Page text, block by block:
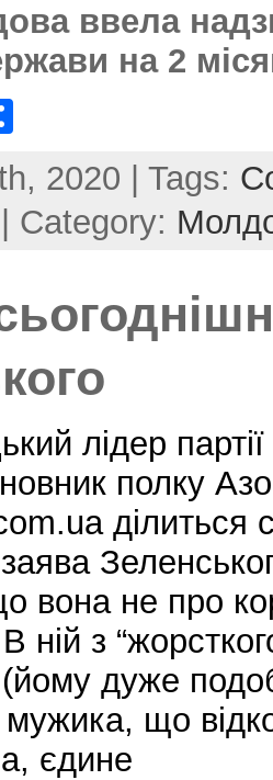
ввела
на 2
ar
e
2020 | Tags:
| Category:
лідер
полку
вона не про
В ній з
дуже
що
єдине